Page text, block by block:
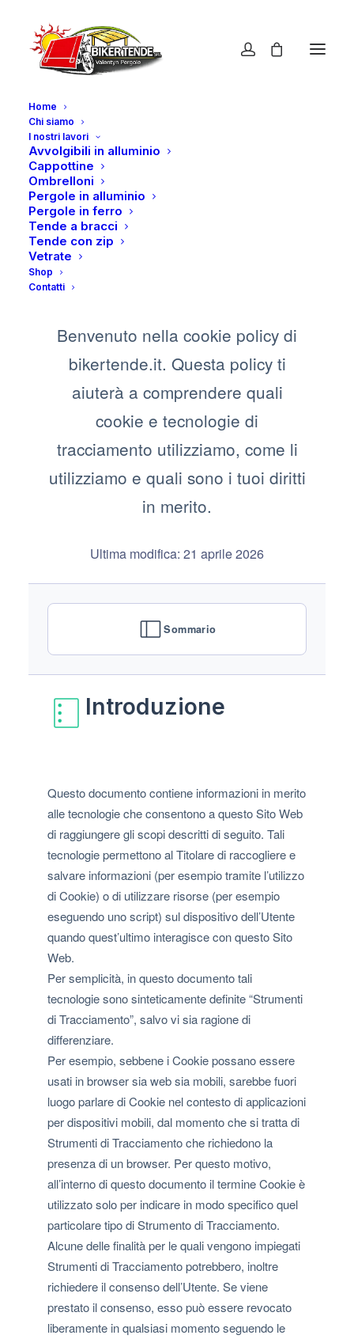
Home
Chi siamo
I nostri lavori
Avvolgibili in alluminio
Cappottine
Ombrelloni
Pergole in alluminio
Pergole in ferro
Tende a bracci
Tende con zip
Vetrate
Shop
Contatti
Cookie Policy
Cookie Policy di
Benvenuto nella cookie policy di
bikertende.it. Questa policy ti
aiuterà a comprendere quali
cookie e tecnologie di
tracciamento utilizziamo, come li
utilizziamo e quali sono i tuoi diritti
in merito.
Ultima modifica: 21 aprile 2026
Sommario
Introduzione
Questo documento contiene informazioni in merito
alle tecnologie che consentono a questo Sito Web
di raggiungere gli scopi descritti di seguito. Tali
tecnologie permettono al Titolare di raccogliere e
salvare informazioni (per esempio tramite l’utilizzo
di Cookie) o di utilizzare risorse (per esempio
eseguendo uno script) sul dispositivo dell’Utente
quando quest’ultimo interagisce con questo Sito
Web.
Per semplicità, in questo documento tali
tecnologie sono sinteticamente definite “Strumenti
di Tracciamento”, salvo vi sia ragione di
differenziare.
Per esempio, sebbene i Cookie possano essere
usati in browser sia web sia mobili, sarebbe fuori
luogo parlare di Cookie nel contesto di applicazioni
per dispositivi mobili, dal momento che si tratta di
Strumenti di Tracciamento che richiedono la
presenza di un browser. Per questo motivo,
all’interno di questo documento il termine Cookie è
utilizzato solo per indicare in modo specifico quel
particolare tipo di Strumento di Tracciamento.
Alcune delle finalità per le quali vengono impiegati
Strumenti di Tracciamento potrebbero, inoltre
richiedere il consenso dell’Utente. Se viene
prestato il consenso, esso può essere revocato
liberamente in qualsiasi momento seguendo le